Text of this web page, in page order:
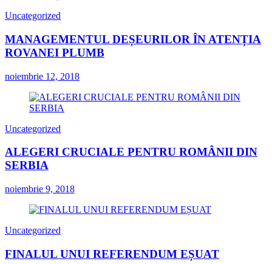
Uncategorized
MANAGEMENTUL DEȘEURILOR ÎN ATENȚIA
ROVANEI PLUMB
noiembrie 12, 2018
Uncategorized
ALEGERI CRUCIALE PENTRU ROMÂNII DIN
SERBIA
noiembrie 9, 2018
Uncategorized
FINALUL UNUI REFERENDUM EȘUAT